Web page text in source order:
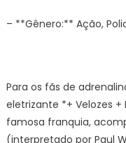
– **Gênero:** Ação,
Para os fãs de
eletrizante *+ Velozes +
famosa franquia,
(interpretado por Paul